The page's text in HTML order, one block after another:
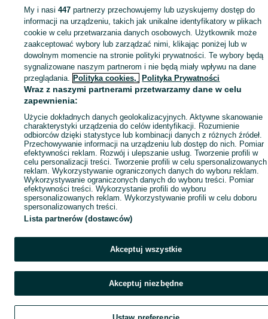
Popularne wyszukiwania
My i nasi447 partnerzy przechowujemy lub uzyskujemy dostęp do
informacji na urządzeniu, takich jak unikalne identyfikatory w plikach
cookie w celu przetwarzania danych osobowych. Użytkownik może
zaakceptować wybory lub zarządzać nimi, klikając poniżej lub w
dowolnym momencie na stronie polityki prywatności. Te wybory będą
sygnalizowane naszym partnerom i nie będą miały wpływu na dane
przeglądania. Polityka cookies, Polityka Prywatności
Wraz z naszymi partnerami przetwarzamy dane w celu
zapewnienia:
Użycie dokładnych danych geolokalizacyjnych. Aktywne skanowanie
charakterystyki urządzenia do celów identyfikacji. Rozumienie
odbiorców dzięki statystyce lub kombinacji danych z różnych źródeł.
Przechowywanie informacji na urządzeniu lub dostęp do nich. Pomiar
efektywności reklam. Rozwój i ulepszanie usług. Tworzenie profili w
celu personalizacji treści. Tworzenie profili w celu spersonalizowanych
reklam. Wykorzystywanie ograniczonych danych do wyboru reklam.
Wykorzystywanie ograniczonych danych do wyboru treści. Pomiar
efektywności treści. Wykorzystanie profili do wyboru
spersonalizowanych reklam. Wykorzystywanie profili w celu doboru
spersonalizowanych treści.
Lista partnerów (dostawców)
Akceptuj wszystkie
Akceptuj niezbędne